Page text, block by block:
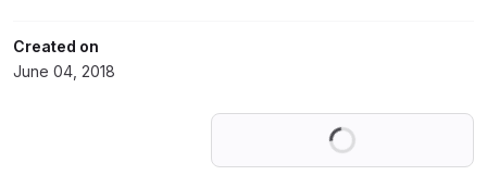
Created on
June 04, 2018